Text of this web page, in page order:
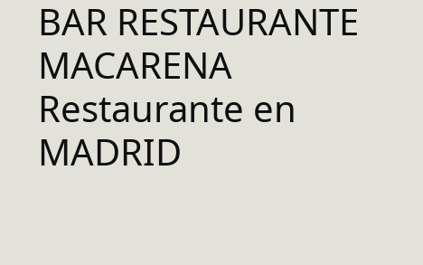
BAR RESTAURANTE
MACARENA
Restaurante en
MADRID